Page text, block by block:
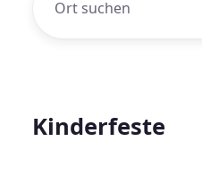
Kinderfeste